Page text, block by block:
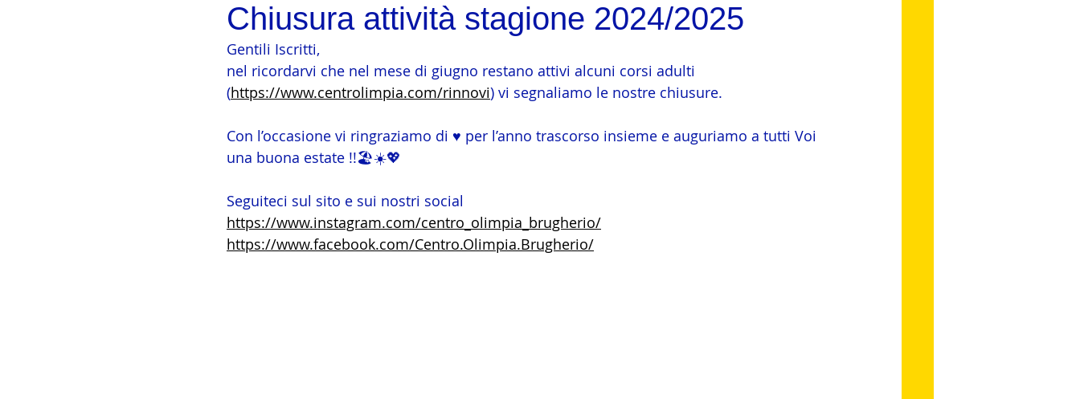
Chiusura attività stagione 2024/2025
Gentili Iscritti,
nel ricordarvi che nel mese di giugno restano attivi alcuni corsi adulti
(https://www.centrolimpia.com/rinnovi) vi segnaliamo le nostre chiusure.
Con l’occasione vi ringraziamo di ♥️ per l’anno trascorso insieme e auguriamo a tutti Voi
una buona estate !!🏖️☀️💖
Seguiteci sul sito e sui nostri social
https://www.instagram.com/centro_olimpia_brugherio/
https://www.facebook.com/Centro.Olimpia.Brugherio/